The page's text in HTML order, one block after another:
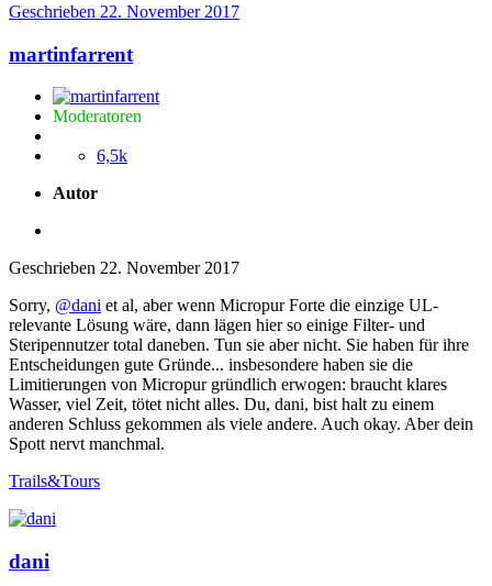
Geschrieben 22. November 2017
martinfarrent
Moderatoren
6,5k
Autor
Geschrieben 22. November 2017
Sorry, @dani et al, aber wenn Micropur Forte die einzige UL-
relevante Lösung wäre, dann lägen hier so einige Filter- und
Steripennutzer total daneben. Tun sie aber nicht. Sie haben für ihre
Entscheidungen gute Gründe... insbesondere haben sie die
Limitierungen von Micropur gründlich erwogen: braucht klares
Wasser, viel Zeit, tötet nicht alles. Du, dani, bist halt zu einem
anderen Schluss gekommen als viele andere. Auch okay. Aber dein
Spott nervt manchmal.
Trails&Tours
dani